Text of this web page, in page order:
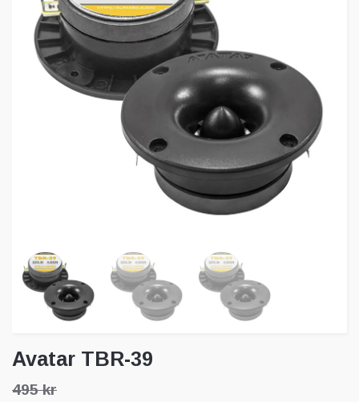
Avatar TBR-39
495 kr